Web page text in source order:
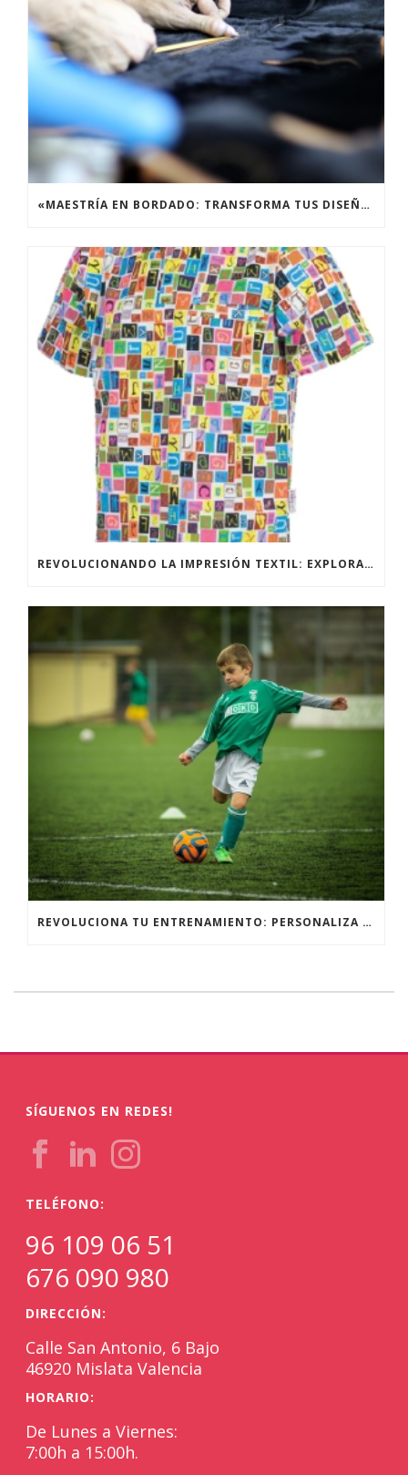
«MAESTRÍA EN BORDADO: TRANSFORMA TUS DISEÑOS EN OBRAS MAESTRAS TEXTILES
REVOLUCIONANDO LA IMPRESIÓN TEXTIL: EXPLORANDO LAS TÉCNICAS DE IMPRESIÓN DIRECTA Y SUBLIMACIÓN
REVOLUCIONA TU ENTRENAMIENTO: PERSONALIZA TU EQUIPAMIENTO DEPORTIVO PARA UN RENDIMIENTO ÓPTIMO
SÍGUENOS EN REDES!
TELÉFONO:
96 109 06 51
676 090 980
DIRECCIÓN:
Calle San Antonio, 6 Bajo
46920 Mislata Valencia
HORARIO:
De Lunes a Viernes:
7:00h a 15:00h.